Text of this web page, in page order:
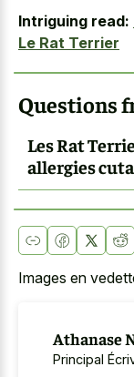
Intriguing read:
Le Rat Terrier
Questions
Les Rat
allergies
Images en
Athanase
Principal